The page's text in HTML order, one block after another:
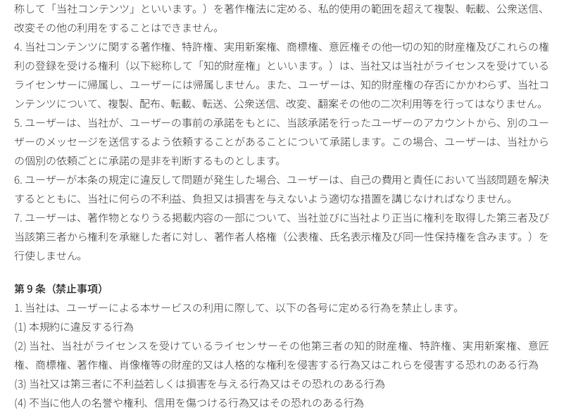
称して「当社コンテンツ」といいます。）を著作権法に定める、私的使用の範囲を超えて複製、転載、公衆送信、
改変その他の利用をすることはできません。
4. 当社コンテンツに関する著作権、特許権、実用新案権、商標権、意匠権その他一切の知的財産権及びこれらの権
利の登録を受ける権利（以下総称して「知的財産権」といいます。）は、当社又は当社がライセンスを受けている
ライセンサーに帰属し、ユーザーには帰属しません。また、ユーザーは、知的財産権の存否にかかわらず、当社コ
ンテンツについて、複製、配布、転載、転送、公衆送信、改変、翻案その他の二次利用等を行ってはなりません。
5. ユーザーは、当社が、ユーザーの事前の承諾をもとに、当該承諾を行ったユーザーのアカウントから、別のユー
ザーのメッセージを送信するよう依頼することがあることについて承諾します。この場合、ユーザーは、当社から
の個別の依頼ごとに承諾の是非を判断するものとします。
6. ユーザーが本条の規定に違反して問題が発生した場合、ユーザーは、自己の費用と責任において当該問題を解決
するとともに、当社に何らの不利益、負担又は損害を与えないよう適切な措置を講じなければなりません。
7. ユーザーは、著作物となりうる掲載内容の一部について、当社並びに当社より正当に権利を取得した第三者及び
当該第三者から権利を承継した者に対し、著作者人格権（公表権、氏名表示権及び同一性保持権を含みます。）を
行使しません。
第 9 条（禁止事項）
1. 当社は、ユーザーによる本サービスの利用に際して、以下の各号に定める行為を禁止します。
(1) 本規約に違反する行為
(2) 当社、当社がライセンスを受けているライセンサーその他第三者の知的財産権、特許権、実用新案権、意匠
権、商標権、著作権、肖像権等の財産的又は人格的な権利を侵害する行為又はこれらを侵害する恐れのある行為
(3) 当社又は第三者に不利益若しくは損害を与える行為又はその恐れのある行為
(4) 不当に他人の名誉や権利、信用を傷つける行為又はその恐れのある行為